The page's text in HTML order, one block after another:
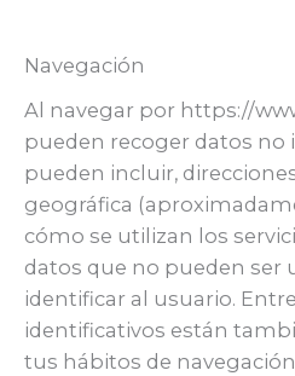
Navegación
Al navegar por https://
pueden recoger datos no
pueden incluir,
geográfica
cómo se utilizan los
datos que no pueden ser
identificar al usuario.
identificativos están
tus hábitos de